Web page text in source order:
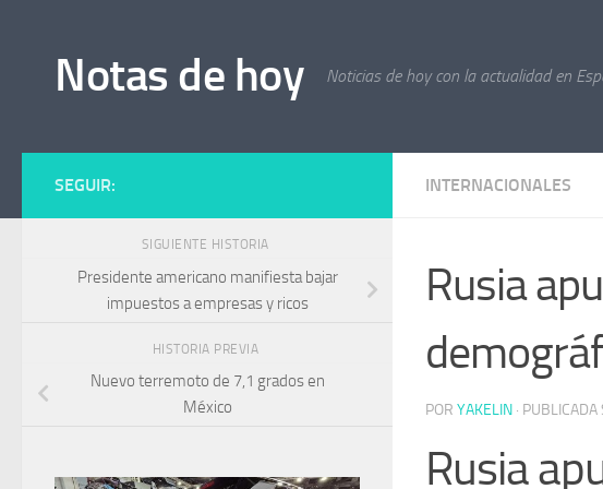
Notas de hoy Noticias de hoy con la actualidad en
INTERNACIONALES
Rusia
POR YAKELIN · PUBLICADA
Rusia
SEGUIR:
SIGUIENTE HISTORIA
Presidente americano manifiesta bajar
impuestos a empresas y ricos
HISTORIA PREVIA
Nuevo terremoto de 7,1 grados en
México